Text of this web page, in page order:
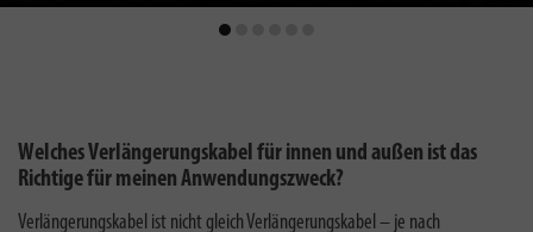
Welches Verlängerungskabel für innen und außen ist das
Richtige für meinen Anwendungszweck?
Verlängerungskabel ist nicht gleich Verlängerungskabel – je nach